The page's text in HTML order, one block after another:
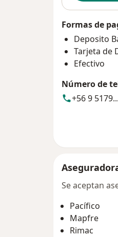
Formas de
Deposito
Tarjeta de
Efectivo
Número de
+56 9 5179...
Se aceptan
Pacífico
Mapfre
Rimac